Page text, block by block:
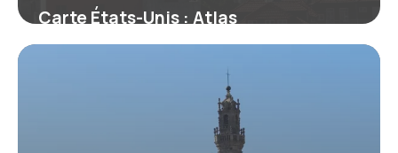
Carte États-Unis : Atlas
Géographique 2026